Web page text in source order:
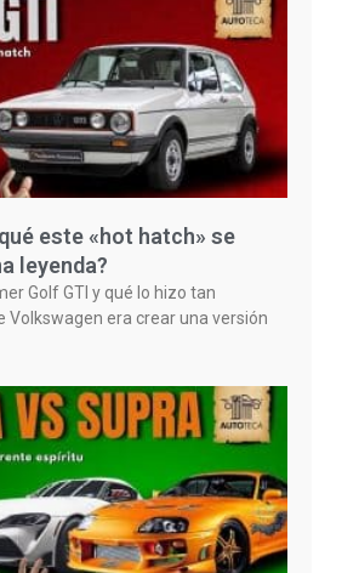
este «hot hatch» se
leyenda?
Golf GTI y qué lo hizo tan
Volkswagen era crear una versión